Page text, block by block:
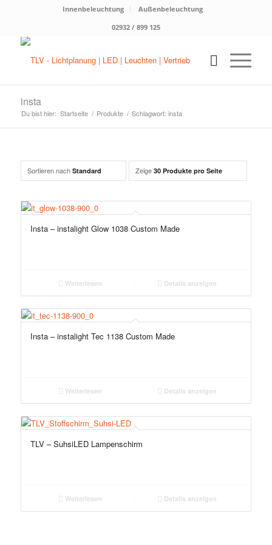
Innenbeleuchtung
Außenbeleuchtung
02932 / 899 125
insta
Du bist hier: Startseite / Produkte / Schlagwort: insta
Sortieren nach Standard Zeige 30 Produkte pro Seite
Insta – instalight Glow 1038 Custom Made
Weiterlesen Details anzeigen
Insta – instalight Tec 1138 Custom Made
Weiterlesen Details anzeigen
TLV – SuhsiLED Lampenschirm
Weiterlesen Details anzeigen